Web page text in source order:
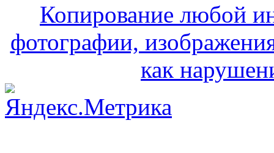
Копирование любой
фотографии,
как